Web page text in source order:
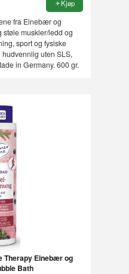
Kjøp
fra Einebær og
støle muskler/ledd og
sport og fysiske
uten SLS,
in Germany. 600 gr.
Therapy Einebær og
Bath